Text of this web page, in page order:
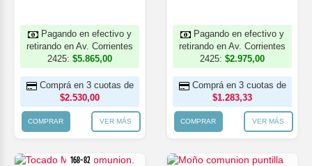
Pagando en efectivo y
retirando en Av. Corrientes
2425: $5.865,00
Comprá en 3 cuotas de
$2.530,00
COMPRAR VER MÁS
Pagando en efectivo y
retirando en Av. Corrientes
2425: $2.975,00
Comprá en 3 cuotas de
$1.283,33
COMPRAR VER MÁS
168-82